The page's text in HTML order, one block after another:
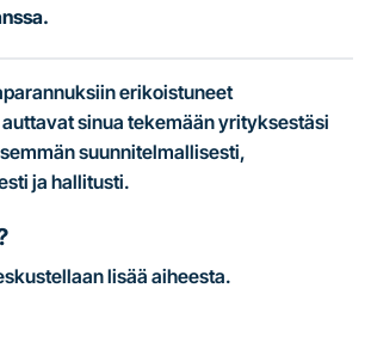
erikoistuneet
sinua tekemään yrityksestäsi
suunnitelmallisesti,
ja hallitusti.
lisää aiheesta.